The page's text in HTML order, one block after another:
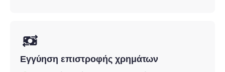
Εγγύηση επιστροφής χρημάτων